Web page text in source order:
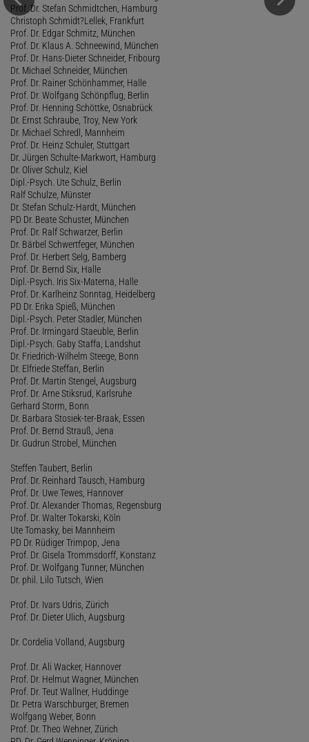
Prof. Dr. Stefan Schmidtchen, Hamburg
Christoph Schmidt?Lellek, Frankfurt
Prof. Dr. Edgar Schmitz, München
Prof. Dr. Klaus A. Schneewind, München
Prof. Dr. Hans-Dieter Schneider, Fribourg
Dr. Michael Schneider, München
Prof. Dr. Rainer Schönhammer, Halle
Prof. Dr. Wolfgang Schönpflug, Berlin
Prof. Dr. Henning Schöttke, Osnabrück
Dr. Ernst Schraube, Troy, New York
Dr. Michael Schredl, Mannheim
Prof. Dr. Heinz Schuler, Stuttgart
Dr. Jürgen Schulte-Markwort, Hamburg
Dr. Oliver Schulz, Kiel
Dipl.-Psych. Ute Schulz, Berlin
Ralf Schulze, Münster
Dr. Stefan Schulz-Hardt, München
PD Dr. Beate Schuster, München
Prof. Dr. Ralf Schwarzer, Berlin
Dr. Bärbel Schwertfeger, München
Prof. Dr. Herbert Selg, Bamberg
Prof. Dr. Bernd Six, Halle
Dipl.-Psych. Iris Six-Materna, Halle
Prof. Dr. Karlheinz Sonntag, Heidelberg
PD Dr. Erika Spieß, München
Dipl.-Psych. Peter Stadler, München
Prof. Dr. Irmingard Staeuble, Berlin
Dipl.-Psych. Gaby Staffa, Landshut
Dr. Friedrich-Wilhelm Steege, Bonn
Dr. Elfriede Steffan, Berlin
Prof. Dr. Martin Stengel, Augsburg
Prof. Dr. Arne Stiksrud, Karlsruhe
Gerhard Storm, Bonn
Dr. Barbara Stosiek-ter-Braak, Essen
Prof. Dr. Bernd Strauß, Jena
Dr. Gudrun Strobel, München
Steffen Taubert, Berlin
Prof. Dr. Reinhard Tausch, Hamburg
Prof. Dr. Uwe Tewes, Hannover
Prof. Dr. Alexander Thomas, Regensburg
Prof. Dr. Walter Tokarski, Köln
Ute Tomasky, bei Mannheim
PD Dr. Rüdiger Trimpop, Jena
Prof. Dr. Gisela Trommsdorff, Konstanz
Prof. Dr. Wolfgang Tunner, München
Dr. phil. Lilo Tutsch, Wien
Prof. Dr. Ivars Udris, Zürich
Prof. Dr. Dieter Ulich, Augsburg
Dr. Cordelia Volland, Augsburg
Prof. Dr. Ali Wacker, Hannover
Prof. Dr. Helmut Wagner, München
Prof. Dr. Teut Wallner, Huddinge
Dr. Petra Warschburger, Bremen
Wolfgang Weber, Bonn
Prof. Dr. Theo Wehner, Zürich